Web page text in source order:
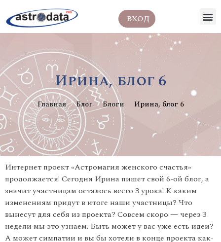
ВХОД
Ирина, блог 6
Главная Блог Блоги Ирина, блог 6
Интернет проект «Астромагия женского счастья»
продолжается! Сегодня Ирина пишет свой 6-ой блог, а
значит участницам осталось всего 3 урока! К каким
изменениям придут в итоге наши участницы? Что
вынесут для себя из проекта? Совсем скоро — через 3
недели мы это узнаем. Быть может у вас уже есть идеи?
А может симпатии и вы бы хотели в конце проекта как-